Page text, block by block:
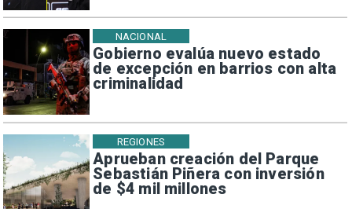
Gobierno evalúa nuevo estado
de excepción en barrios con alta
criminalidad
NACIONAL
Aprueban creación del Parque
Sebastián Piñera con inversión
de $4 mil millones
REGIONES